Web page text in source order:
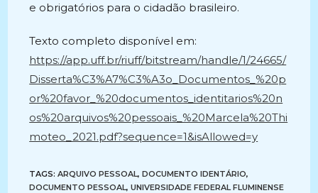
e obrigatórios para o cidadão brasileiro.
Texto completo disponível em:
https://app.uff.br/riuff/bitstream/handle/1/24665/
Disserta%C3%A7%C3%A3o_Documentos_%20p
or%20favor_%20documentos_identitarios%20n
os%20arquivos%20pessoais_%20Marcela%20Thi
moteo_2021.pdf?sequence=1&isAllowed=y
TAGS:ARQUIVO PESSOAL, DOCUMENTO IDENTÁRIO,
DOCUMENTO PESSOAL, UNIVERSIDADE FEDERAL FLUMINENSE